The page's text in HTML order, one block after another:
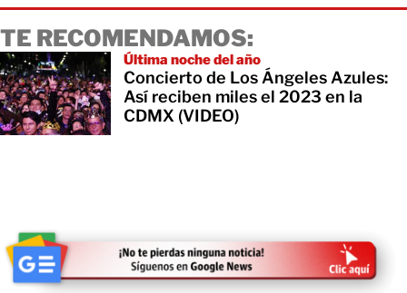
TE RECOMENDAMOS:
Última noche del año
Concierto de Los Ángeles Azules:
Así reciben miles el 2023 en la
CDMX (VIDEO)